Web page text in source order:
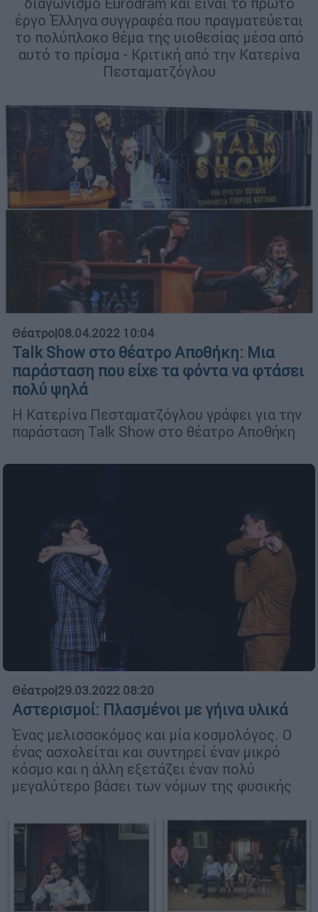
έργο Έλληνα συγγραφέα που πραγματεύεται
το πολύπλοκο θέμα της υιοθεσίας μέσα από
αυτό το πρίσμα - Κριτική από την Κατερίνα
Πεσταματζόγλου
Θέατρο|08.04.2022 10:04
Talk Show στο θέατρο Αποθήκη: Μια
παράσταση που είχε τα φόντα να φτάσει
πολύ ψηλά
Η Κατερίνα Πεσταματζόγλου γράφει για την
παράσταση Talk Show στο θέατρο Αποθήκη
Θέατρο|29.03.2022 08:20
Αστερισμοί: Πλασμένοι με γήινα υλικά
Ένας μελισσοκόμος και μία κοσμολόγος. Ο
ένας ασχολείται και συντηρεί έναν μικρό
κόσμο και η άλλη εξετάζει έναν πολύ
μεγαλύτερο βάσει των νόμων της φυσικής